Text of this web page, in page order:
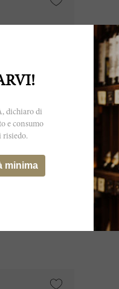
dichiaro di
e consumo
risiedo.
minima